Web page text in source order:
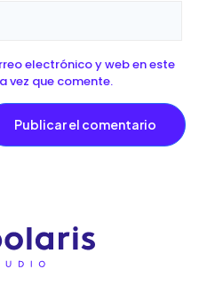
electrónico y web en este
vez que comente.